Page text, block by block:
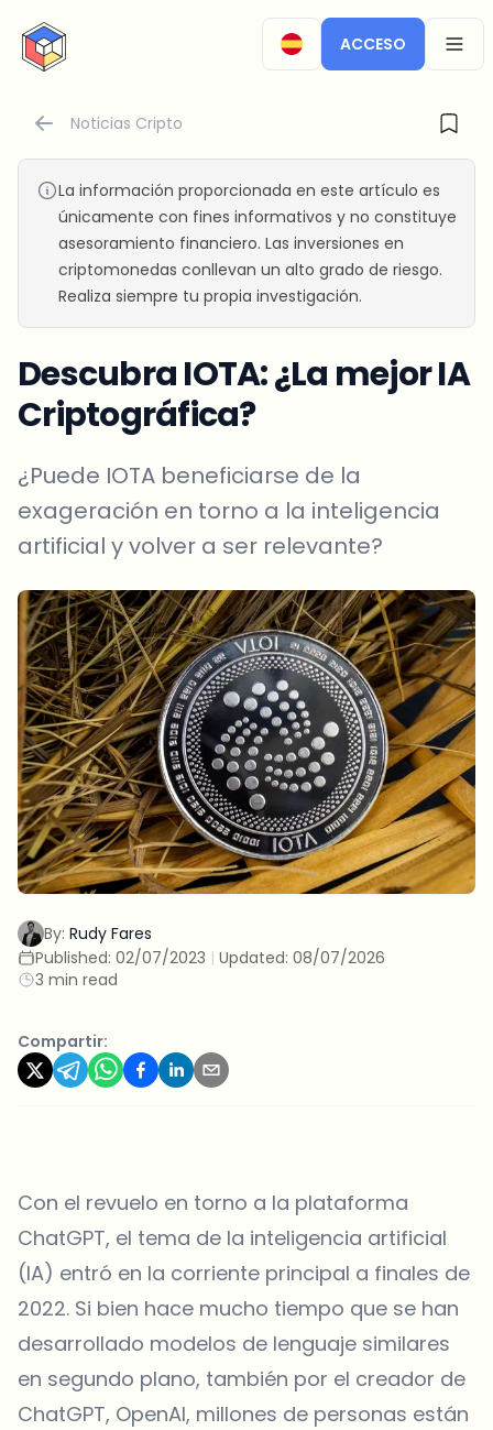
CryptoTicker
ACCESO
Noticias Cripto
La información proporcionada en este artículo es
únicamente con fines informativos y no constituye
asesoramiento financiero. Las inversiones en
criptomonedas conllevan un alto grado de riesgo.
Realiza siempre tu propia investigación.
Descubra IOTA: ¿La mejor IA
Criptográfica?
¿Puede IOTA beneficiarse de la
exageración en torno a la inteligencia
artificial y volver a ser relevante?
By: Rudy Fares
Published: 02/07/2023 | Updated: 08/07/2026
3 min read
Compartir:
Con el revuelo en torno a la plataforma
ChatGPT, el tema de la inteligencia artificial
(IA) entró en la corriente principal a finales de
2022. Si bien hace mucho tiempo que se han
desarrollado modelos de lenguaje similares
en segundo plano, también por el creador de
ChatGPT, OpenAI, millones de personas están